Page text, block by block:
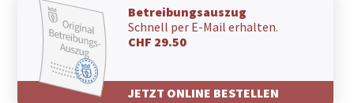
Betreibungsauszug
Schnell per E-Mail erhalten.
CHF 29.50
JETZT ONLINE BESTELLEN